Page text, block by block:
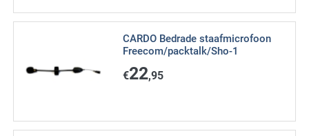
CARDO Bedrade staafmicrofoon
Freecom/packtalk/Sho-1
€22,95